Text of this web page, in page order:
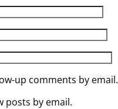
up comments by email.
posts by email.